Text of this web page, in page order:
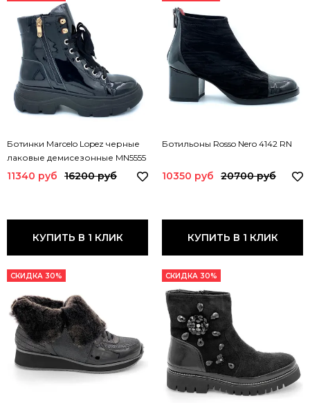
Ботинки Marcelo Lopez черные
лаковые демисезонные MN5555
ML
11340 руб 16200 руб
КУПИТЬ В 1 КЛИК
Ботильоны Rosso Nero 4142 RN
10350 руб 20700 руб
КУПИТЬ В 1 КЛИК
СКИДКА 30% СКИДКА 30%